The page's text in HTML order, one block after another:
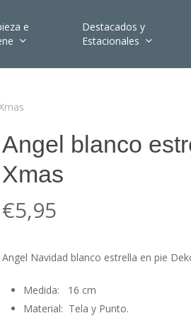
e
Destacados y
Estacionales
Angel blanco
Xmas
€5,95
Angel Navidad blanco estrella en pie
Medida: 16 cm
Material: Tela y Punto.